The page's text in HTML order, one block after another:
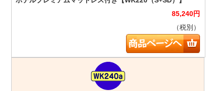
85,240円
（税別）